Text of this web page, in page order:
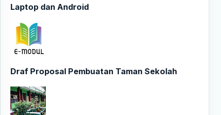
Laptop dan Android
Draf Proposal Pembuatan Taman Sekolah